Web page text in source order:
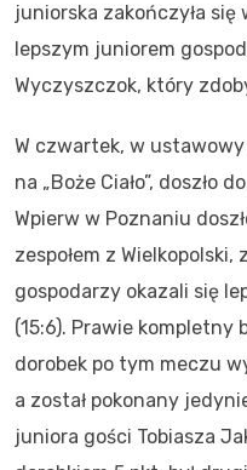
juniorska zakończyła
lepszym juniorem
Wyczyszczok, który
W czwartek, w
na „Boże Ciało”, doszło
Wpierw w Poznaniu
zespołem z Wielkopolski,
gospodarzy okazali się
(15:6). Prawie kompletny
dorobek po tym meczu
a został pokonany
juniora gości Tobiasza